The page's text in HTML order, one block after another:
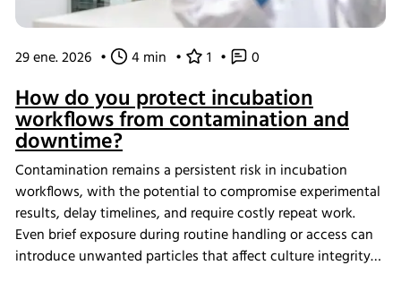
29 ene. 2026 • 4 min • 1 • 0
How do you protect incubation
workflows from contamination and
downtime?
Contamination remains a persistent risk in incubation
workflows, with the potential to compromise experimental
results, delay timelines, and require costly repeat work.
Even brief exposure during routine handling or access can
introduce unwanted particles that affect culture integrity